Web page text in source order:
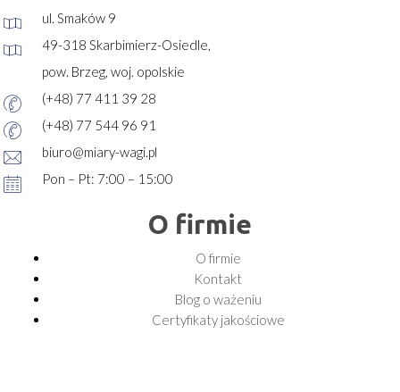
ul. Smaków 9
49-318 Skarbimierz-Osiedle,
pow. Brzeg, woj. opolskie
(+48) 77 411 39 28
(+48) 77 544 96 91
biuro@miary-wagi.pl
Pon – Pt: 7:00 – 15:00
O firmie
O firmie
Kontakt
Blog o ważeniu
Certyfikaty jakościowe